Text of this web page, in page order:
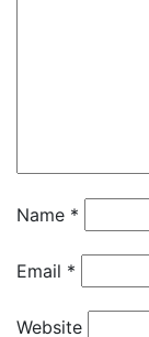
Name *
Email *
Website